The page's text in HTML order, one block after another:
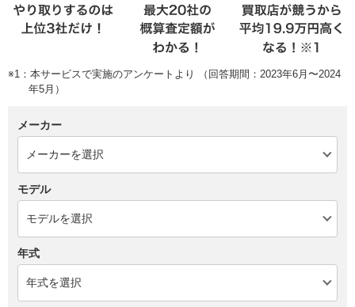
※1：本サービスで実施のアンケートより （回答期間：2023年6月〜2024
年5月）
メーカー
モデル
年式